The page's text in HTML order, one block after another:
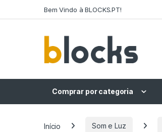
Bem Vindo à BLOCKS.PT!
Comprar por categoria
Início Som e Luz